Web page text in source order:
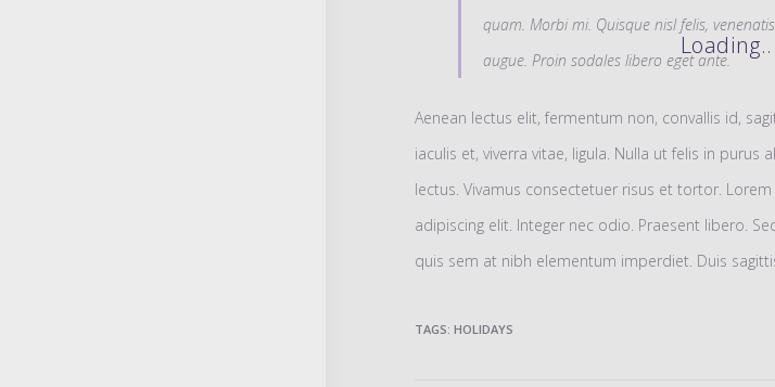
Loading...
quam. Morbi mi. Quisque nisl felis,
augue. Proin sodales libero eget ante.
Aenean lectus elit, fermentum non, convallis id,
iaculis et, viverra vitae, ligula. Nulla ut felis in
lectus. Vivamus consectetuer risus et tortor.
adipiscing elit. Integer nec odio. Praesent libero.
quis sem at nibh elementum imperdiet. Duis
TAGS:HOLIDAYS